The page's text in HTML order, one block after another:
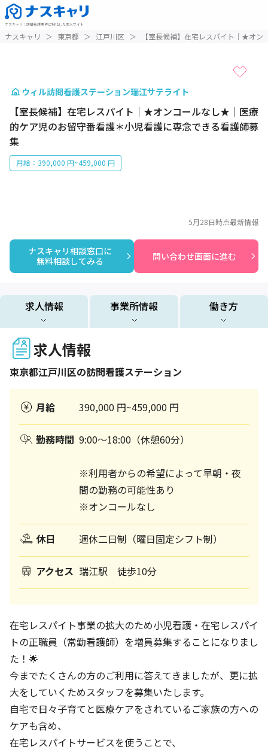
ナスキャリ ： 訪問看護業界に特化した求人サイト
ナスキャリ ＞ 東京都 ＞ 江戸川区 ＞ 【室長候補】在宅レスパイト｜★オ
ウィル訪問看護ステーション瑞江サテライト
【室長候補】在宅レスパイト｜★オンコールなし★｜医療
的ケア児のお留守番看護＊小児看護に専念できる看護師募
集
月給：390,000 円~459,000 円
ナスキャリ相談窓口に
無料相談してみる
問い合わせ画面に進む
5月28日時点最新情報
求人情報 事業所情報 働き方
求人情報
東京都江戸川区の訪問看護ステーション
月給 390,000 円~459,000 円
勤務時間 9:00～18:00（休憩60分）
※利用者からの希望によって早朝・夜
間の勤務の可能性あり
※オンコールなし
休日 週休二日制（曜日固定シフト制）
アクセス 瑞江駅 徒歩10分
在宅レスパイト事業の拡大のため小児看護・在宅レスパイ
トの正職員（常勤看護師）を増員募集することになりまし
た！🌟
今までたくさんの方のご利用に答えてきましたが、更に拡
大をしていくためスタッフを募集いたします。
自宅で日々子育てと医療ケアをされているご家族の方への
ケアも含め、
在宅レスパイトサービスを使うことで、